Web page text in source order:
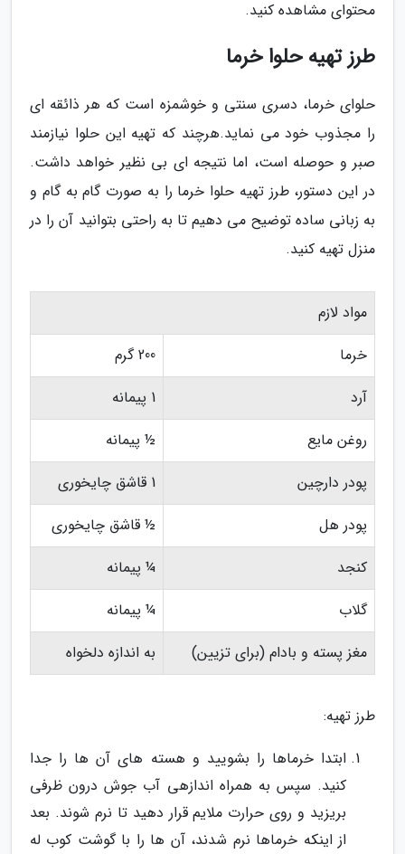
محتوای مشاهده کنید.
طرز تهیه حلوا خرما
حلوای خرما، دسری سنتی و خوشمزه است که هر ذائقه ای
را مجذوب خود می نماید.هرچند که تهیه این حلوا نیازمند
صبر و حوصله است، اما نتیجه ای بی نظیر خواهد داشت.
در این دستور، طرز تهیه حلوا خرما را به صورت گام به گام و
به زبانی ساده توضیح می دهیم تا به راحتی بتوانید آن را در
منزل تهیه کنید.
مواد لازم
خرما
200 گرم
آرد
1 پیمانه
روغن مایع
½ پیمانه
پودر دارچین
1 قاشق چایخوری
پودر هل
½ قاشق چایخوری
کنجد
¼ پیمانه
گلاب
¼ پیمانه
مغز پسته و بادام (برای تزیین)
به اندازه دلخواه
طرز تهیه:
ابتدا خرماها را بشویید و هسته های آن ها را جدا
کنید. سپس به همراه اندازهی آب جوش درون ظرفی
بریزید و روی حرارت ملایم قرار دهید تا نرم شوند. بعد
از اینکه خرماها نرم شدند، آن ها را با گوشت کوب له